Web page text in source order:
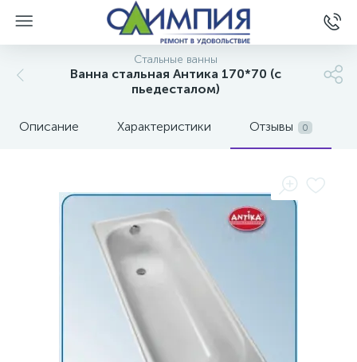
Стальные ванны
Ванна стальная Антика 170*70 (с
пьедесталом)
Описание Характеристики Отзывы 0